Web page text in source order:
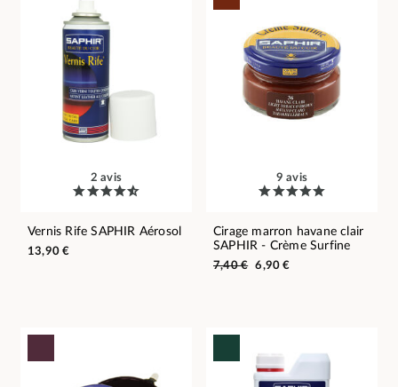
2 avis
Vernis Rife SAPHIR Aérosol
13,90 €
9 avis
Cirage marron havane clair
SAPHIR - Crème Surfine
7,40 € 6,90 €